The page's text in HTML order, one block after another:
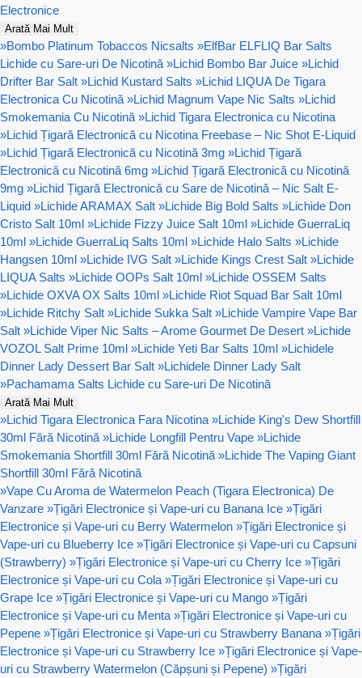
Electronice
Arată Mai Mult
»Bombo Platinum Tobaccos Nicsalts »ElfBar ELFLIQ Bar Salts
Lichide cu Sare-uri De Nicotină »Lichid Bombo Bar Juice »Lichid
Drifter Bar Salt »Lichid Kustard Salts »Lichid LIQUA De Tigara
Electronica Cu Nicotină »Lichid Magnum Vape Nic Salts »Lichid
Smokemania Cu Nicotină »Lichid Tigara Electronica cu Nicotina
»Lichid Țigară Electronică cu Nicotina Freebase – Nic Shot E-Liquid
»Lichid Țigară Electronică cu Nicotină 3mg »Lichid Țigară
Electronică cu Nicotină 6mg »Lichid Țigară Electronică cu Nicotină
9mg »Lichid Țigară Electronică cu Sare de Nicotină – Nic Salt E-
Liquid »Lichide ARAMAX Salt »Lichide Big Bold Salts »Lichide Don
Cristo Salt 10ml »Lichide Fizzy Juice Salt 10ml »Lichide GuerraLiq
10ml »Lichide GuerraLiq Salts 10ml »Lichide Halo Salts »Lichide
Hangsen 10ml »Lichide IVG Salt »Lichide Kings Crest Salt »Lichide
LIQUA Salts »Lichide OOPs Salt 10ml »Lichide OSSEM Salts
»Lichide OXVA OX Salts 10ml »Lichide Riot Squad Bar Salt 10ml
»Lichide Ritchy Salt »Lichide Sukka Salt »Lichide Vampire Vape Bar
Salt »Lichide Viper Nic Salts – Arome Gourmet De Desert »Lichide
VOZOL Salt Prime 10ml »Lichide Yeti Bar Salts 10ml »Lichidele
Dinner Lady Dessert Bar Salt »Lichidele Dinner Lady Salt
»Pachamama Salts Lichide cu Sare-uri De Nicotină
Arată Mai Mult
»Lichid Tigara Electronica Fara Nicotina »Lichide King's Dew Shortfill
30ml Fără Nicotină »Lichide Longfill Pentru Vape »Lichide
Smokemania Shortfill 30ml Fără Nicotină »Lichide The Vaping Giant
Shortfill 30ml Fără Nicotină
»Vape Cu Aroma de Watermelon Peach (Tigara Electronica) De
Vanzare »Țigări Electronice și Vape-uri cu Banana Ice »Țigări
Electronice și Vape-uri cu Berry Watermelon »Țigări Electronice și
Vape-uri cu Blueberry Ice »Țigări Electronice și Vape-uri cu Capsuni
(Strawberry) »Țigări Electronice și Vape-uri cu Cherry Ice »Țigări
Electronice și Vape-uri cu Cola »Țigări Electronice și Vape-uri cu
Grape Ice »Țigări Electronice și Vape-uri cu Mango »Țigări
Electronice și Vape-uri cu Menta »Țigări Electronice și Vape-uri cu
Pepene »Țigări Electronice și Vape-uri cu Strawberry Banana »Țigări
Electronice și Vape-uri cu Strawberry Ice »Țigări Electronice și Vape-
uri cu Strawberry Watermelon (Căpșuni și Pepene) »Țigări